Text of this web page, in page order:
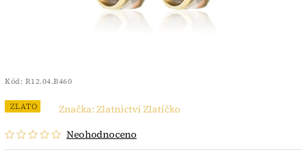
Kód: R12.04.B460
ZLATO
Neohodnoceno
Značka: Zlatnictví Zlatíčko